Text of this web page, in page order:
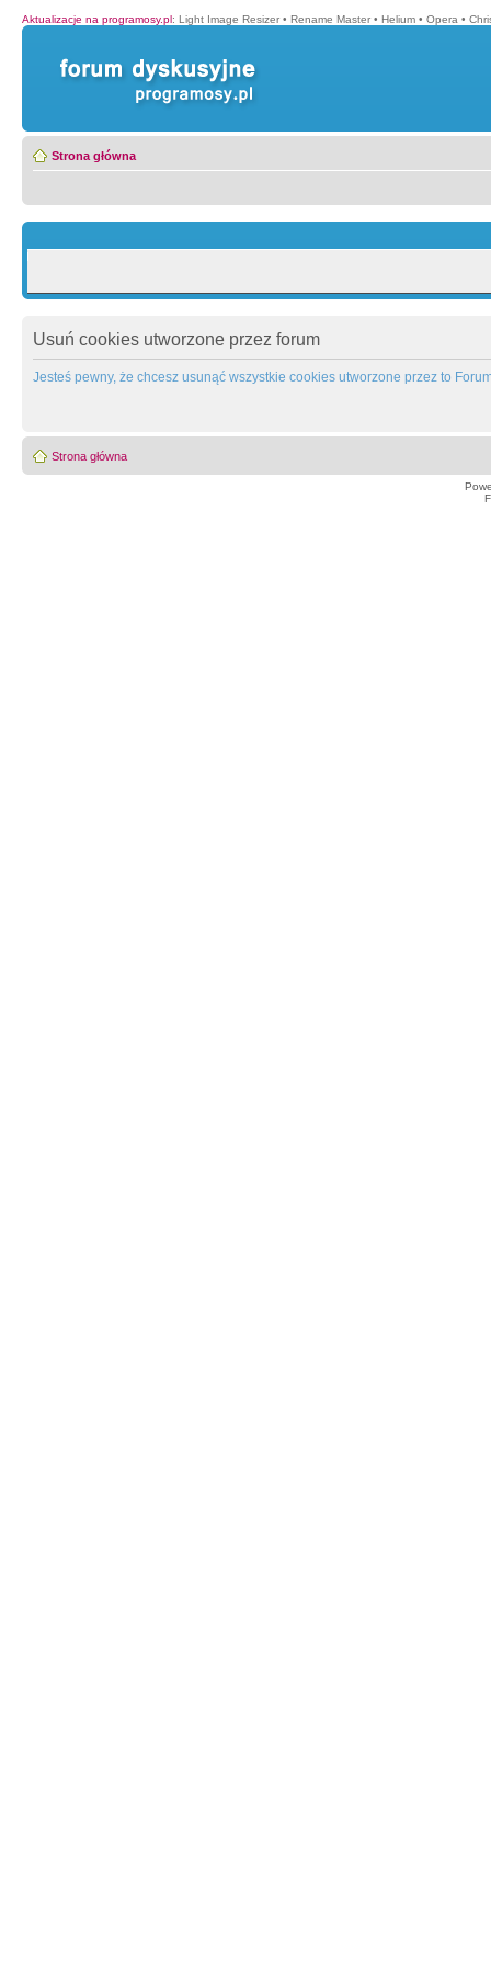
Aktualizacje na programosy.pl: Light Image Resizer • Rename Master • Helium • Opera •
Strona główna
Usuń cookies utworzone przez forum
Jesteś pewny, że chcesz usunąć wszystkie cookies utworzone przez to
Strona główna